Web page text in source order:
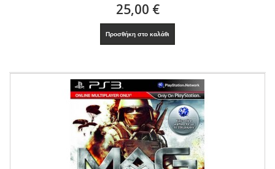
25,00 €
Προσθήκη στο καλάθι